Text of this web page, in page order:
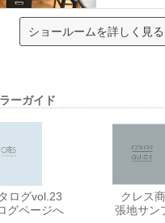
ショールームを詳しく見る
ーガイド
ログvol.23
グページへ
クレス
張地サン